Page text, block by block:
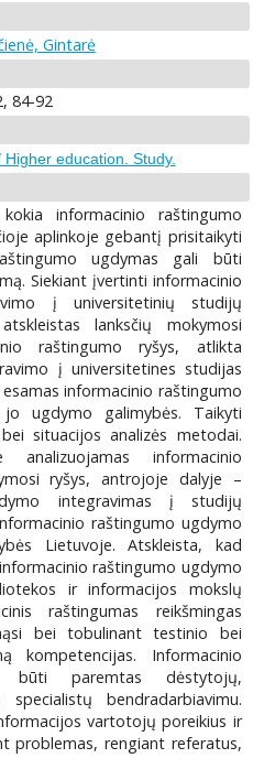
Gintarė
84-92
education. Study.
informacinio raštingumo
aplinkoje gebantį prisitaikyti
ugdymas gali būti
Siekiant įvertinti informacinio
į universitetinių studijų
lanksčių mokymosi
raštingumo ryšys, atlikta
į universitetines studijas
informacinio raštingumo
ugdymo galimybės. Taikyti
situacijos analizės metodai.
informacinio
ryšys, antrojoje dalyje –
integravimas į studijų
raštingumo ugdymo
Lietuvoje. Atskleista, kad
raštingumo ugdymo
ir informacijos mokslų
raštingumas reikšmingas
bei tobulinant testinio bei
kompetencijas. Informacinio
būti paremtas dėstytojų,
bendradarbiavimu.
vartotojų poreikius ir
problemas, rengiant referatus,